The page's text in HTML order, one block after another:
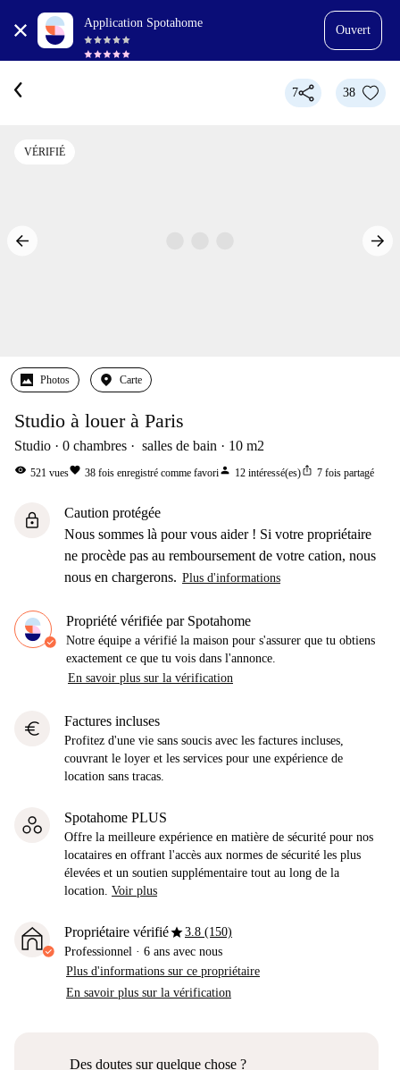
Application Spotahome
Ouvert
7 38
VÉRIFIÉ
Photos Carte
Studio à louer à Paris
Studio 0 chambres salles de bain 10 m2
visibility 521 vuesfavorite 38 fois enregistré comme favoriperson 12 intéressé(es)ios_share 7 fois partagé
lock
Caution protégée
Nous sommes là pour vous aider ! Si votre propriétaire
ne procède pas au remboursement de votre cation, nous
nous en chargerons. Plus d'informations
Propriété vérifiée par Spotahome
Notre équipe a vérifié la maison pour s'assurer que tu obtiens
exactement ce que tu vois dans l'annonce.
En savoir plus sur la vérification
euro Factures incluses
Profitez d'une vie sans soucis avec les factures incluses,
couvrant le loyer et les services pour une expérience de
location sans tracas.
Spotahome PLUS
Offre la meilleure expérience en matière de sécurité pour nos
locataires en offrant l'accès aux normes de sécurité les plus
élevées et un soutien supplémentaire tout au long de la
location. Voir plus
Propriétaire vérifiéstar3.8 (150)
Professionnel · 6 ans avec nous
Plus d'informations sur ce propriétaire
En savoir plus sur la vérification
Des doutes sur quelque chose ?